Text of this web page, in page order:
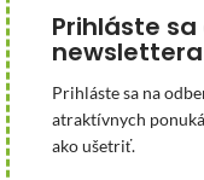
Prihláste
newslettera
Prihláste sa na
atraktívnych
ako ušetriť.